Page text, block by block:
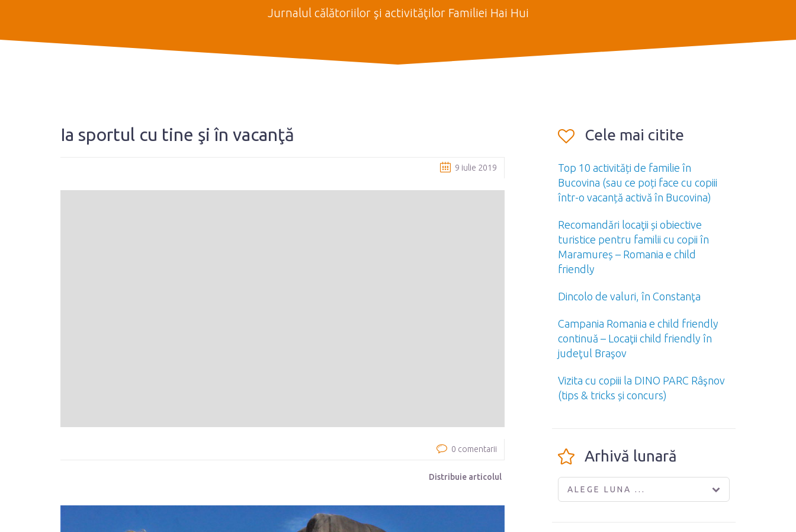
Jurnalul călătoriilor şi activităţilor Familiei Hai Hui
Ia sportul cu tine şi în vacanţă
9 iulie 2019
0 comentarii
Distribuie articolul
Cele mai citite
Top 10 activități de familie în
Bucovina (sau ce poți face cu copiii
într-o vacanță activă în Bucovina)
Recomandări locaţii și obiective
turistice pentru familii cu copii în
Maramureș – Romania e child
friendly
Dincolo de valuri, în Constanţa
Campania Romania e child friendly
continuă – Locaţii child friendly în
judeţul Braşov
Vizita cu copiii la DINO PARC Râşnov
(tips & tricks și concurs)
Arhivă lunară
ALEGE LUNA ...